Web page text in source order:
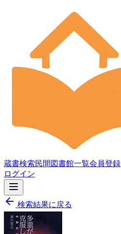
蔵書検索民間図書館一覧会員登録
ログイン
検索結果に戻る